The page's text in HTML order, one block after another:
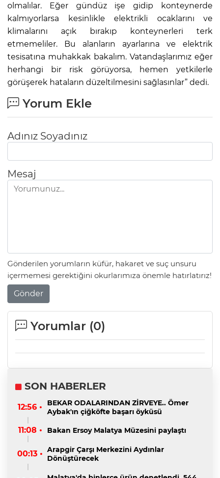
olmalılar. Eğer gündüz işe gidip konteynerde
kalmıyorlarsa kesinlikle elektrikli ocaklarını ve
klimalarını açık bırakıp konteynerleri terk
etmemeliler. Bu alanların ayarlarına ve elektrik
tesisatına muhakkak bakalım. Vatandaşlarımız eğer
herhangi bir risk görüyorsa, hemen yetkilerle
görüşerek hataların düzeltilmesini sağlasınlar” dedi.
Yorum Ekle
Adınız Soyadınız
Mesaj
Gönderilen yorumların küfür, hakaret ve suç unsuru
içermemesi gerektiğini okurlarımıza önemle hatırlatırız!
Gönder
Yorumlar (0)
SON HABERLER
12:56 •
BEKAR ODALARINDAN ZİRVEYE.. Ömer
Aybak'ın çiğköfte başarı öyküsü
11:08 • Bakan Ersoy Malatya Müzesini paylaştı
00:13 • Arapgir Çarşı Merkezini Aydınlar
Dönüştürecek